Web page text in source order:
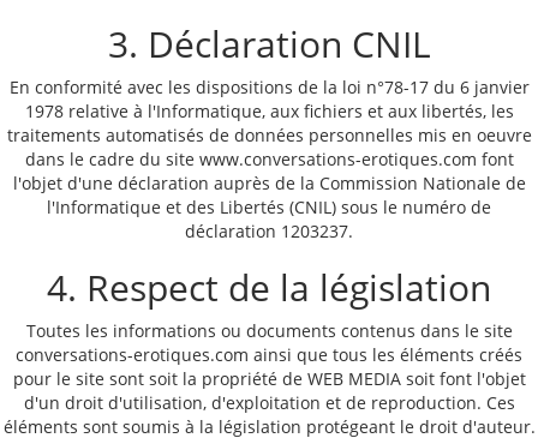
3. Déclaration CNIL
En conformité avec les dispositions de la loi n°78-17 du 6 janvier
1978 relative à l'Informatique, aux fichiers et aux libertés, les
traitements automatisés de données personnelles mis en oeuvre
dans le cadre du site www.conversations-erotiques.com font
l'objet d'une déclaration auprès de la Commission Nationale de
l'Informatique et des Libertés (CNIL) sous le numéro de
déclaration 1203237.
4. Respect de la législation
Toutes les informations ou documents contenus dans le site
conversations-erotiques.com ainsi que tous les éléments créés
pour le site sont soit la propriété de WEB MEDIA soit font l'objet
d'un droit d'utilisation, d'exploitation et de reproduction. Ces
éléments sont soumis à la législation protégeant le droit d'auteur.